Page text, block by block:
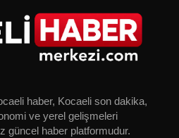
haber, Kocaeli son dakika,
ve yerel gelişmeleri
güncel haber platformudur.